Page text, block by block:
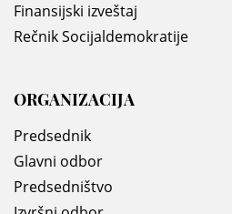
Finansijski izveštaj
Rečnik Socijaldemokratije
ORGANIZACIJA
Predsednik
Glavni odbor
Predsedništvo